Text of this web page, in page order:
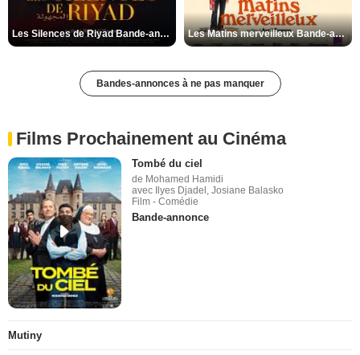
Les Silences de Riyad Bande-annonce VO STFR Les Matins merveilleux Bande-annonce VF
Bandes-annonces à ne pas manquer
Films Prochainement au Cinéma
Tombé du ciel
de Mohamed Hamidi
avec Ilyes Djadel, Josiane Balasko
Film - Comédie
Bande-annonce
Mutiny